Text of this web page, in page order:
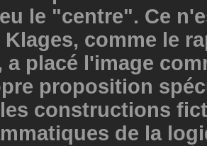
le "centre". Ce
Klages, comme le
a placé l'image
proposition
constructions
de la